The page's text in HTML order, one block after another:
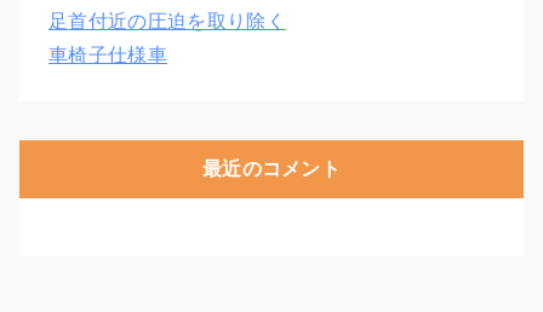
足首付近の圧迫を取り除く
車椅子仕様車
最近のコメント